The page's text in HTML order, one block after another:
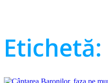
Etichetă: